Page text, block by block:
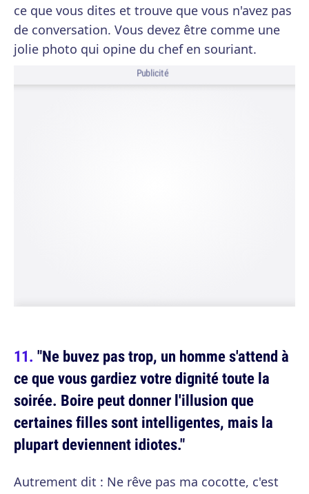
ce que vous dites et trouve que vous n'avez pas
de conversation. Vous devez être comme une
jolie photo qui opine du chef en souriant.
Publicité
"Ne buvez pas trop, un homme s'attend à
ce que vous gardiez votre dignité toute la
soirée. Boire peut donner l'illusion que
certaines filles sont intelligentes, mais la
plupart deviennent idiotes."
Autrement dit : Ne rêve pas ma cocotte, c'est